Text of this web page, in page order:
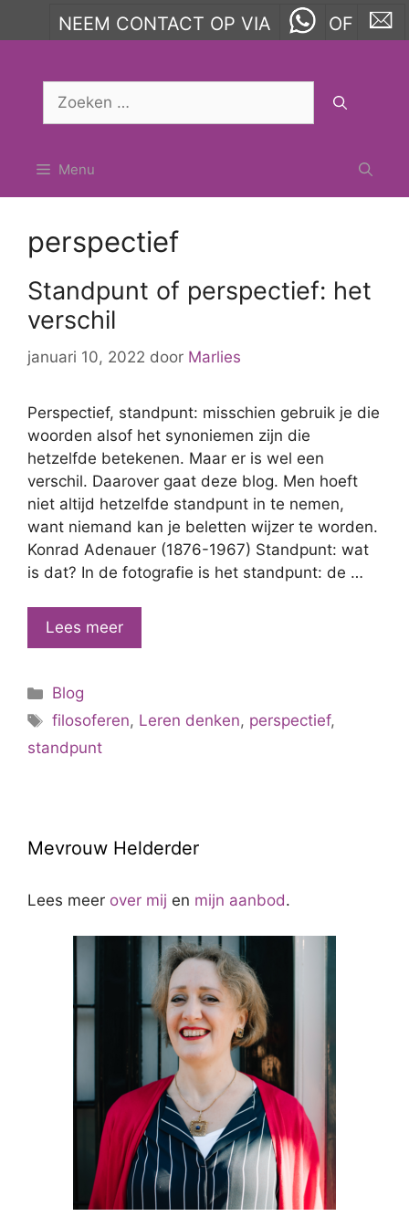
NEEM CONTACT OP VIA OF
Zoek
Menu
perspectief
Standpunt of perspectief: het
verschil
januari 10, 2022 door Marlies
Perspectief, standpunt: misschien gebruik je die
woorden alsof het synoniemen zijn die
hetzelfde betekenen. Maar er is wel een
verschil. Daarover gaat deze blog. Men hoeft
niet altijd hetzelfde standpunt in te nemen,
want niemand kan je beletten wijzer te worden.
Konrad Adenauer (1876-1967) Standpunt: wat
is dat? In de fotografie is het standpunt: de …
Lees meerStandpunt
of
verschil
Categorieën
Blog
Tags
filosoferen, Leren denken, perspectief,
standpunt
Mevrouw Helderder
Lees meer over mij en mijn aanbod.